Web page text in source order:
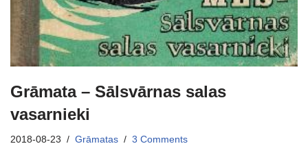
Grāmata – Sālsvārnas salas
vasarnieki
2018-08-23 Grāmatas 3 Comments